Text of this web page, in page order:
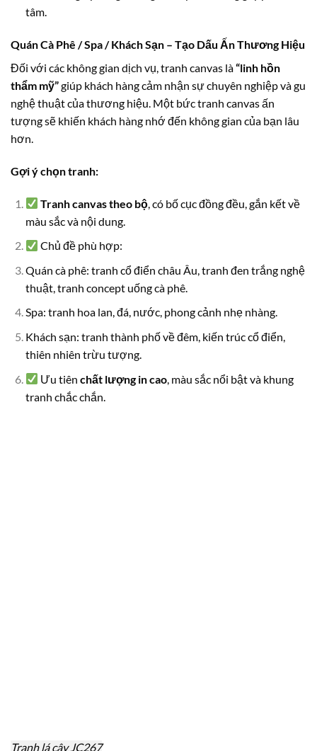
tâm.
Quán Cà Phê / Spa / Khách Sạn – Tạo Dấu Ấn Thương Hiệu
Đối với các không gian dịch vụ, tranh canvas là“linh hồn
thẩm mỹ”giúp khách hàng cảm nhận sự chuyên nghiệp và gu
nghệ thuật của thương hiệu. Một bức tranh canvas ấn
tượng sẽ khiến khách hàng nhớ đến không gian của bạn lâu
hơn.
Gợi ý chọn tranh:
Tranh canvas theo bộ , có bố cục đồng đều, gắn kết về
màu sắc và nội dung.
Chủ đề phù hợp:
Quán cà phê: tranh cổ điển châu Âu, tranh đen trắng nghệ
thuật, tranh concept uống cà phê.
Spa: tranh hoa lan, đá, nước, phong cảnh nhẹ nhàng.
Khách sạn: tranh thành phố về đêm, kiến trúc cổ điển,
thiên nhiên trừu tượng.
Ưu tiênchất lượng in cao , màu sắc nổi bật và khung
tranh chắc chắn.
Tranh lá cây JC267